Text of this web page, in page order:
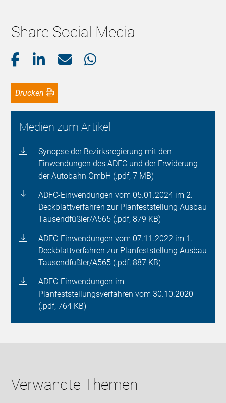
Share Social Media
Drucken
Medien zum Artikel
Synopse der Bezirksregierung mit den
Einwendungen des ADFC und der Erwiderung
der Autobahn GmbH (.pdf, 7 MB)
ADFC-Einwendungen vom 05.01.2024 im 2.
Deckblattverfahren zur Planfeststellung Ausbau
Tausendfüßler/A565 (.pdf, 879 KB)
ADFC-Einwendungen vom 07.11.2022 im 1.
Deckblattverfahren zur Planfeststellung Ausbau
Tausendfüßler/A565 (.pdf, 887 KB)
ADFC-Einwendungen im
Planfeststellungsverfahren vom 30.10.2020
(.pdf, 764 KB)
Verwandte Themen